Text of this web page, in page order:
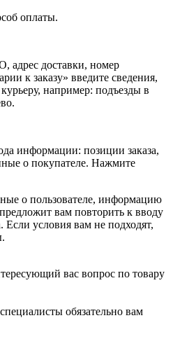
оплаты.
адрес доставки, номер
к заказу» введите сведения,
например: подъезды в
информации: позиции заказа,
о покупателе. Нажмите
о пользователе, информацию
вам повторить к вводу
Если условия вам не подходят,
вас вопрос по товару
обязательно вам